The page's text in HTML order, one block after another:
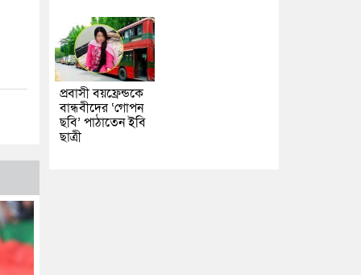
প্রবাসী বয়ফ্রেন্ডকে
বান্ধবীদের ‘গোপন
ছবি’ পাঠাতেন ইবি
ছাত্রী